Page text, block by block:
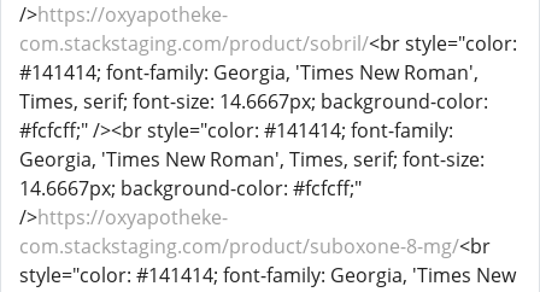
/>https://oxyapotheke-
com.stackstaging.com/product/sobril/<br style="color:
#141414; font-family: Georgia, 'Times New Roman',
Times, serif; font-size: 14.6667px; background-color:
#fcfcff;" /><br style="color: #141414; font-family:
Georgia, 'Times New Roman', Times, serif; font-size:
14.6667px; background-color: #fcfcff;"
/>https://oxyapotheke-
com.stackstaging.com/product/suboxone-8-mg/<br
style="color: #141414; font-family: Georgia, 'Times New